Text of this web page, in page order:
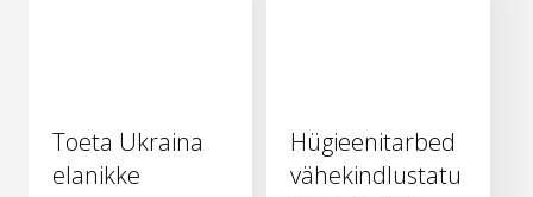
Toeta Ukraina
elanikke
Hügieenitarbed
vähekindlustatu